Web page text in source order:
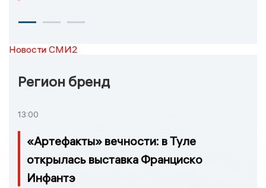
Новости СМИ2
Регион бренд
13:00
«Артефакты» вечности: в Туле
открылась выставка Франциско
Инфантэ